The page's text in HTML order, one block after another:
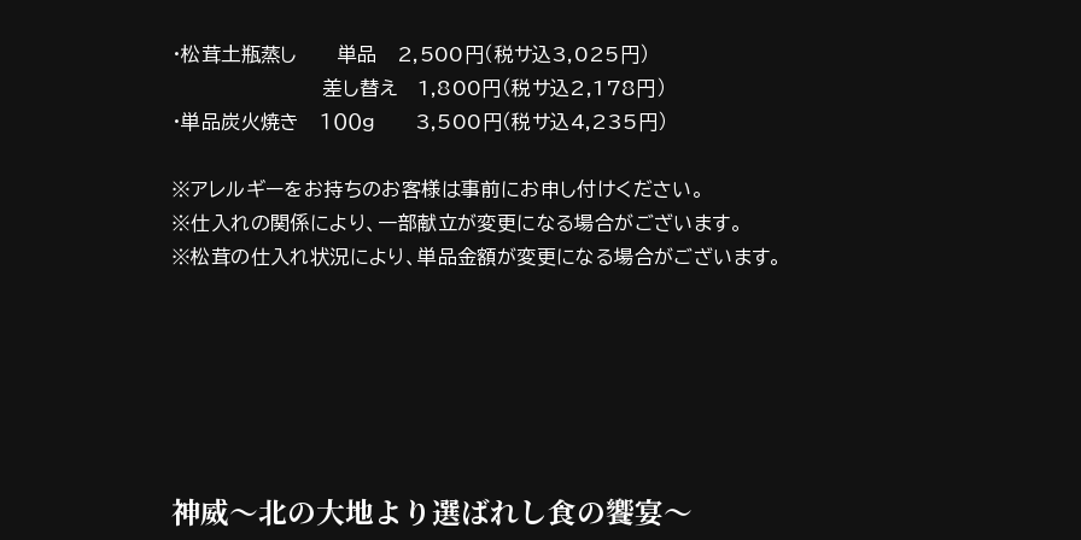
・松茸土瓶蒸し 単品 2,500円（税サ込3,025円）
差し替え 1,800円（税サ込2,178円）
・単品炭火焼き １００ｇ 3,500円（税サ込4,235円）
※アレルギーをお持ちのお客様は事前にお申し付けください。
※仕入れの関係により、一部献立が変更になる場合がございます。
※松茸の仕入れ状況により、単品金額が変更になる場合がございます。
神威～北の大地より選ばれし食の饗宴～